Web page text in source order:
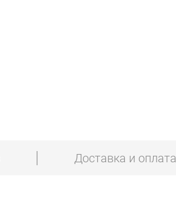
Доставка и оплата